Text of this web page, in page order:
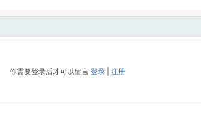
你需要登录后才可以留言 登录| 注册